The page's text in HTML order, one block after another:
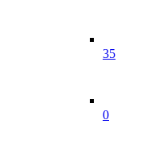
35
0